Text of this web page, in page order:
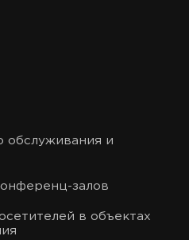
обслуживания и
залов
в объектах